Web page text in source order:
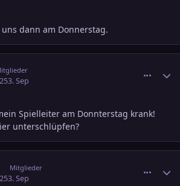
dann am Donnerstag.
3. Sep
Spielleiter am Donnterstag krank!
unterschlüpfen?
Mitglieder
3. Sep